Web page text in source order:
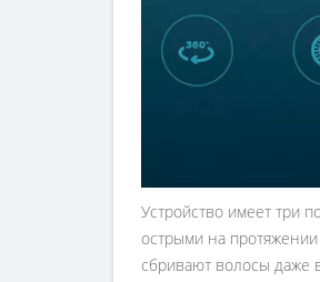
Устройство имеет три
острыми на
сбривают волосы даже